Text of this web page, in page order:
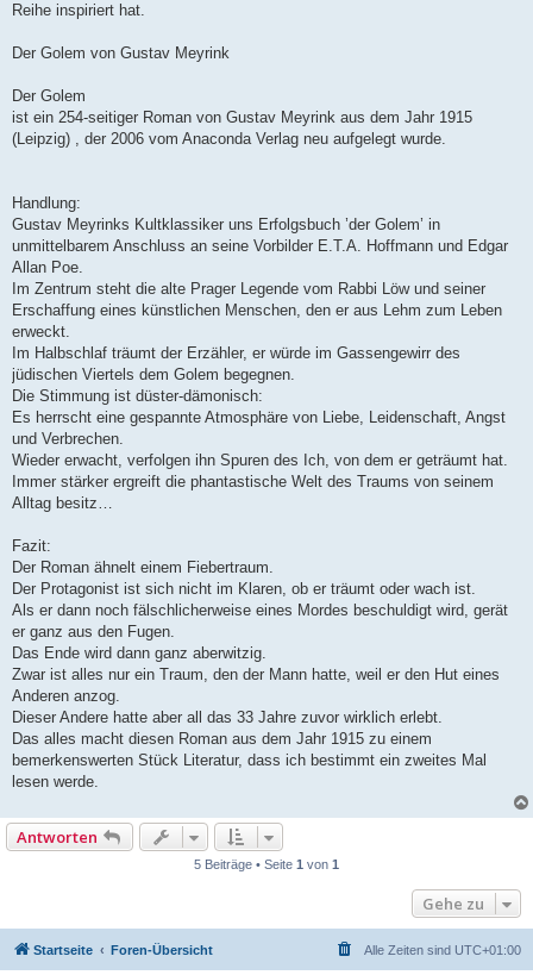
r
Reihe inspiriert hat.
Der Golem von Gustav Meyrink
Der Golem
ist ein 254-seitiger Roman von Gustav Meyrink aus dem Jahr 1915
(Leipzig) , der 2006 vom Anaconda Verlag neu aufgelegt wurde.
Handlung:
Gustav Meyrinks Kultklassiker uns Erfolgsbuch ’der Golem’ in
unmittelbarem Anschluss an seine Vorbilder E.T.A. Hoffmann und Edgar
Allan Poe.
Im Zentrum steht die alte Prager Legende vom Rabbi Löw und seiner
Erschaffung eines künstlichen Menschen, den er aus Lehm zum Leben
erweckt.
Im Halbschlaf träumt der Erzähler, er würde im Gassengewirr des
jüdischen Viertels dem Golem begegnen.
Die Stimmung ist düster-dämonisch:
Es herrscht eine gespannte Atmosphäre von Liebe, Leidenschaft, Angst
und Verbrechen.
Wieder erwacht, verfolgen ihn Spuren des Ich, von dem er geträumt hat.
Immer stärker ergreift die phantastische Welt des Traums von seinem
Alltag besitz…
Fazit:
Der Roman ähnelt einem Fiebertraum.
Der Protagonist ist sich nicht im Klaren, ob er träumt oder wach ist.
Als er dann noch fälschlicherweise eines Mordes beschuldigt wird, gerät
er ganz aus den Fugen.
Das Ende wird dann ganz aberwitzig.
Zwar ist alles nur ein Traum, den der Mann hatte, weil er den Hut eines
Anderen anzog.
Dieser Andere hatte aber all das 33 Jahre zuvor wirklich erlebt.
Das alles macht diesen Roman aus dem Jahr 1915 zu einem
bemerkenswerten Stück Literatur, dass ich bestimmt ein zweites Mal
lesen werde.
Antworten
5 Beiträge • Seite 1 von 1
Gehe zu
Startseite Foren-Übersicht Alle Zeiten sind UTC+01:00